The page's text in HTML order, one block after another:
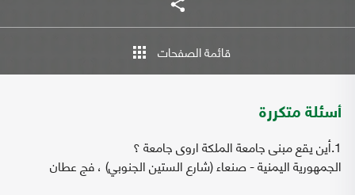
شارك
قائمة الصفحات
أسئلة متكررة
1.أين يقع مبنى جامعة الملكة اروى جامعة ؟
الجمهورية اليمنية - صنعاء (شارع الستين الجنوبي) ، فج عطان